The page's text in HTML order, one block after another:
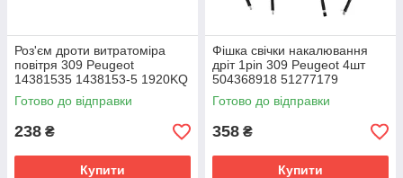
Роз'єм дроти витратоміра
повітря 309 Peugeot
14381535 1438153-5 1920KQ
9657127480 1376235
6C1112B579AA
Готово до відправки
238 ₴
Купити
Фішка свічки накалювання
дріт 1pin 309 Peugeot 4шт
504368918 51277179
DJ7017A-4-21
Готово до відправки
358 ₴
Купити